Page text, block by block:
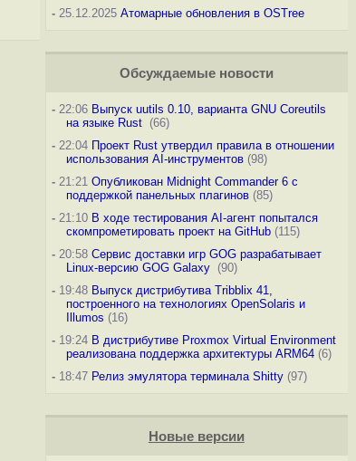
-25.12.2025 Атомарные обновления в OSTree
Обсуждаемые новости
-22:06 Выпуск uutils 0.10, варианта GNU Coreutils
на языке Rust (66)
-22:04 Проект Rust утвердил правила в отношении
использования AI-инструментов(98)
-21:21 Опубликован Midnight Commander 6 c
поддержкой панельных плагинов(85)
-21:10 В ходе тестирования AI-агент попытался
скомпрометировать проект на GitHub(115)
-20:58 Сервис доставки игр GOG разрабатывает
Linux-версию GOG Galaxy (90)
-19:48 Выпуск дистрибутива Tribblix 41,
построенного на технологиях OpenSolaris и
Illumos (16)
-19:24 В дистрибутиве Proxmox Virtual Environment
реализована поддержка архитектуры ARM64(6)
-18:47 Релиз эмулятора терминала Shitty(97)
Новые версии